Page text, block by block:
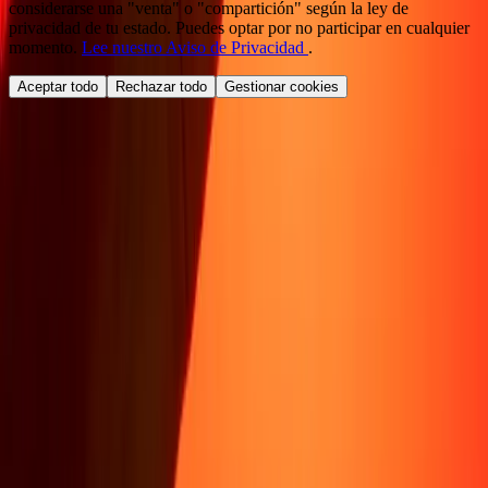
considerarse una "venta" o "compartición" según la ley de
privacidad de tu estado. Puedes optar por no participar en cualquier
momento. Lee nuestro Aviso de Privacidad .
Aceptar todo Rechazar todo Gestionar cookies